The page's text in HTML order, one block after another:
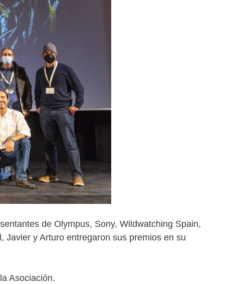
de Olympus, Sony, Wildwatching Spain,
Javier y Arturo entregaron sus premios en su
Asociación.